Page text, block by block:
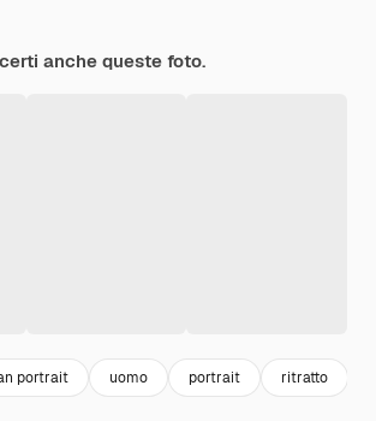
anche queste foto.
portrait uomo portrait ritratto